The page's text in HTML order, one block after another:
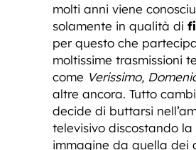
molti anni viene
solamente in qualità di
per questo che
moltissime trasmissioni
come Verissimo,
altre ancora. Tutto
decide di buttarsi
televisivo discostando la
immagine da quella dei